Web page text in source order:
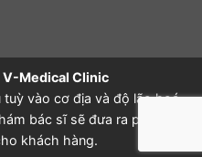
V-Medical Clinic
vào cơ địa và độ lão hoá
bác sĩ sẽ đưa ra phác đồ
khách hàng.